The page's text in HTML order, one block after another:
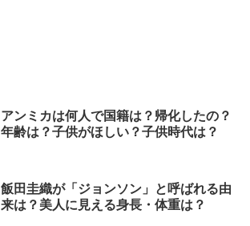
アンミカは何人で国籍は？帰化したの？
年齢は？子供がほしい？子供時代は？
飯田圭織が「ジョンソン」と呼ばれる由
来は？美人に見える身長・体重は？